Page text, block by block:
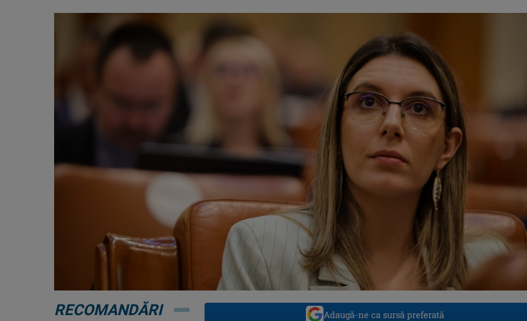
Adaugă-ne ca sursă preferată
RECOMANDĂRI